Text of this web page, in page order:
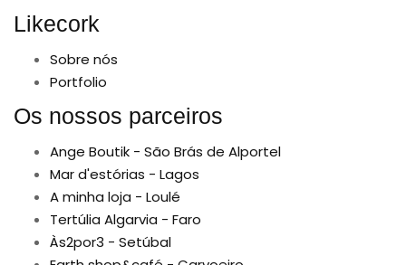
Likecork
Sobre nós
Portfolio
Os nossos parceiros
Ange Boutik - São Brás de Alportel
Mar d'estórias - Lagos
A minha loja - Loulé
Tertúlia Algarvia - Faro
Às2por3 - Setúbal